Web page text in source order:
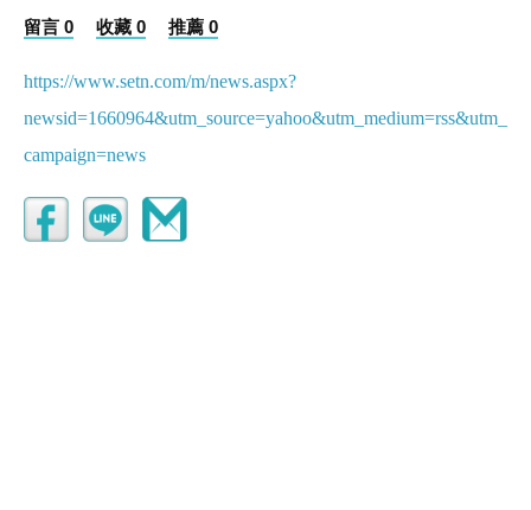
留言 0 收藏 0 推薦 0
https://www.setn.com/m/news.aspx?
newsid=1660964&utm_source=yahoo&utm_medium=rss&utm_
campaign=news